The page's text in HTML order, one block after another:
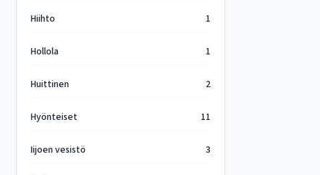
Hiihto 1
Hollola 1
Huittinen 2
Hyönteiset 11
Iijoen vesistö 3